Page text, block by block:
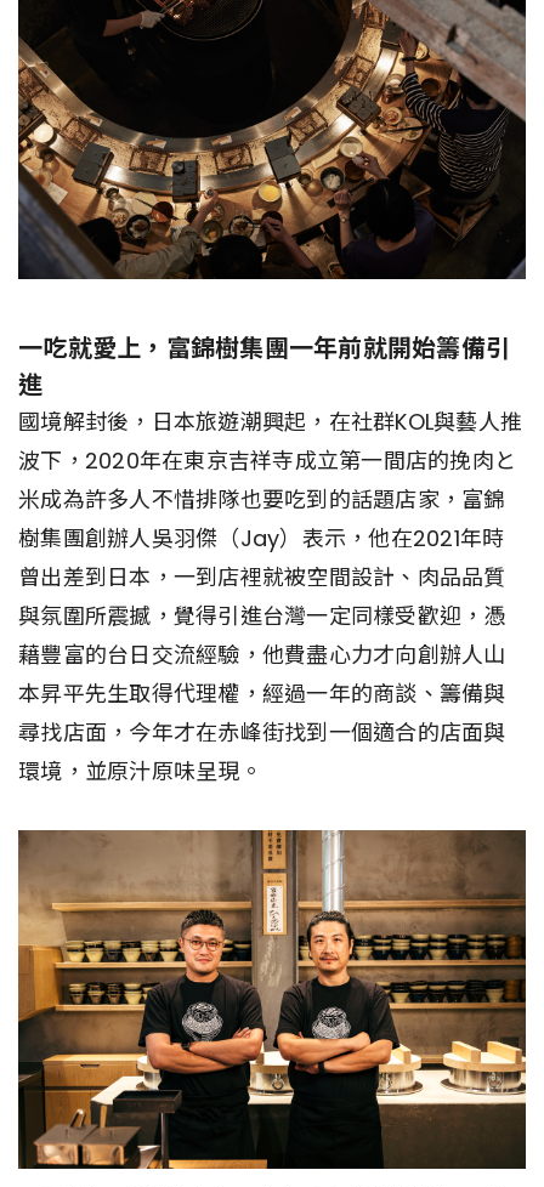
一吃就愛上，富錦樹集團一年前就開始籌備引
進
國境解封後，日本旅遊潮興起，在社群KOL與藝人推
波下，2020年在東京吉祥寺成立第一間店的挽肉と
米成為許多人不惜排隊也要吃到的話題店家，富錦
樹集團創辦人吳羽傑（Jay）表示，他在2021年時
曾出差到日本，一到店裡就被空間設計、肉品品質
與氛圍所震撼，覺得引進台灣一定同樣受歡迎，憑
藉豐富的台日交流經驗，他費盡心力才向創辦人山
本昇平先生取得代理權，經過一年的商談、籌備與
尋找店面，今年才在赤峰街找到一個適合的店面與
環境，並原汁原味呈現。